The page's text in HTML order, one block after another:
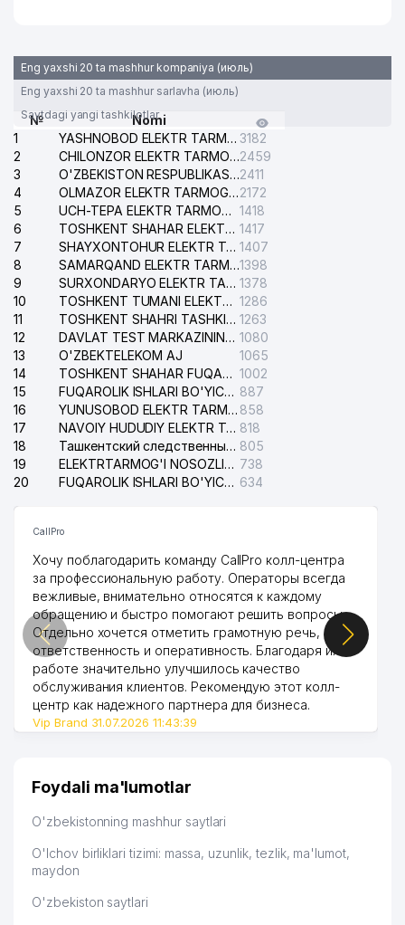
37
ROSFORT Management and
Investment MChJ
569 м
PARKER RUSSELL AUDIT MChJ
AUDITOR TASHKILOTI
PARKER RUSSELL FINANCE MChJ
SAAKYAN A. YAKKA TARTIBDAGI
TADBIRKOR
ALOQA PRINT MChJ
MINTAQAL ELEKTRIK TARMOQLARI
AJ
BEPRO NORMA MChJ
ENERGIYA DISPETCHER MARKAZI
AGATA IMPEX LIMITED MChJ
SELECT ASIA MANAGEMENT
GROUP MChJ
49 MARY-ELLE MChJ 611 м
50 BUNYODKOR YOSHLAR TELEKLUBI 617 м
51 ALBETA XK 623 м
52
INTEST MAX NODAVLAT TA'LIM
MUASSASASI
YO'L-LOYIHA BYUROSI MChJ
55
INTELLECT BUSINESS SOLUTIONS
56
O'ZBEKISTON RESPUBLIKASI
Eng yaxshi 20 ta mashhur kompaniya (июль)
Eng yaxshi 20 ta mashhur sarlavha (июль)
Saytdagi yangi tashkilotlar
№
Nomi
1
YASHNOBOD ELEKTR TARMOG'I NOSOZLIKLARI XIZMATI 3182
2
CHILONZOR ELEKTR TARMOG'I NOSOZLIK XIZMATI2459
3
O'ZBEKISTON RESPUBLIKASI BOSH PROKURATURASI ISHONCH TELEFONI2411
4
OLMAZOR ELEKTR TARMOG'I NOSOZLIKLARI XIZMATI2172
5
UCH-TEPA ELEKTR TARMOG'I NOSOZLIKLARI XIZMATI 1418
6
TOSHKENT SHAHAR ELEKTR TARMOQLARI KORXONASI AJ 1417
7
SHAYXONTOHUR ELEKTR TARMOG'I NOSOZLIKLARINI TUZATISH XIZMATI 1407
8
SAMARQAND ELEKTR TARMOQLARI AJ1398
9
SURXONDARYO ELEKTR TARMOQLARI AJ 1378
10
TOSHKENT TUMANI ELEKTR TARMOG'I AVARIYA XIZMATI 1286
11
TOSHKENT SHAHRI TASHKILOT TELEFONLARI HAQIDA MA'LUMOT BYUROSI 1263
12
DAVLAT TEST MARKAZINING ISHONCH TELEFONLARI 1080
13
O'ZBEKTELEKOM AJ
1065
14
TOSHKENT SHAHAR FUQAROLIK ISHLARI BO'YICHA SUDI 1002
15
FUQAROLIK ISHLARI BO'YICHA YAKKASAROY TUMANLARARO SUDI 887
16
YUNUSOBOD ELEKTR TARMOG'I NOSOZLIKLARI XIZMATI 858
17
NAVOIY HUDUDIY ELEKTR TARMOQLARI KORXONASI AJ 818
18
Ташкентский следственный изолятор 805
19
ELEKTRTARMOG'I NOSOZLIKLARINI TO'ZATISH SERGELI XIZMATI 738
20
FUQAROLIK ISHLARI BO'YICHA UCH-TEPA TUMANI SUDI 634
CallPro
Хочу поблагодарить команду CallPro колл-центра
за профессиональную работу. Операторы всегда
вежливые, внимательно относятся к каждому
обращению и быстро помогают решить вопросы.
Отдельно хочется отметить грамотную речь,
ответственность и оперативность. Благодаря их
работе значительно улучшилось качество
обслуживания клиентов. Рекомендую этот колл-
центр как надежного партнера для бизнеса.
Vip Brand 31.07.2026 11:43:39
Foydali ma'lumotlar
O'zbekistonning mashhur saytlari
O'lchov birliklari tizimi: massa, uzunlik, tezlik, ma'lumot,
maydon
O'zbekiston saytlari